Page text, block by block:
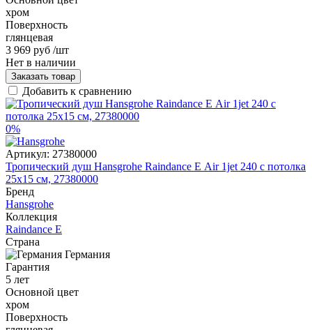
хром
Поверхность
глянцевая
3 969 руб /шт
Нет в наличии
Заказать товар
Добавить к сравнению
0%
Артикул: 27380000
Тропический душ Hansgrohe Raindance Е Air 1jet 240 с потолка
25x15 см, 27380000
Бренд
Hansgrohe
Коллекция
Raindance E
Страна
Германия
Гарантия
5 лет
Основной цвет
хром
Поверхность